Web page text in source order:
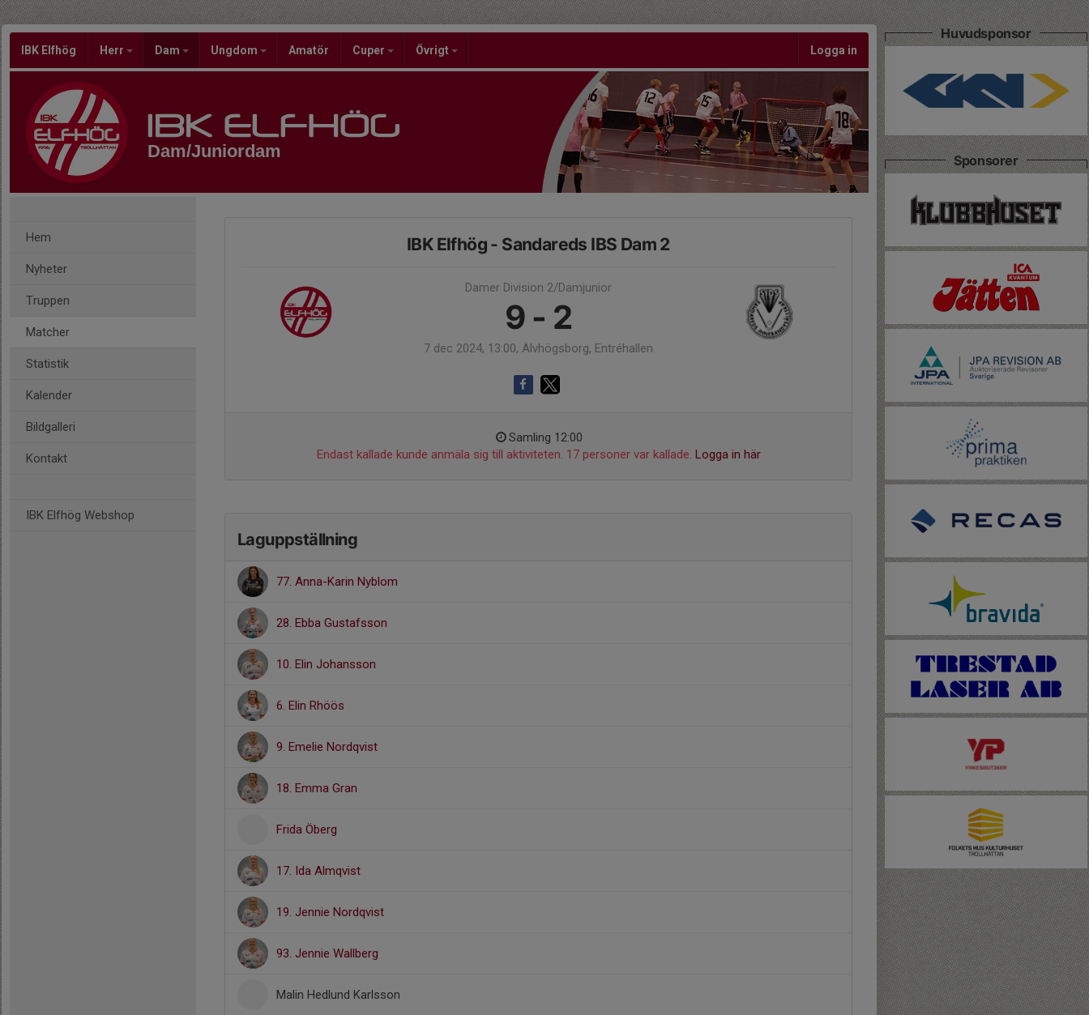
IBK Elfhög Herr Dam Ungdom Amatör Cuper Övrigt Logga in
Dam/Juniordam
Hem
Nyheter
Truppen
Matcher
Statistik
Kalender
Bildgalleri
Kontakt
IBK Elfhög Webshop
IBK Elfhög - Sandareds IBS Dam 2
Damer Division 2/Damjunior
9 - 2
7 dec 2024, 13:00, Älvhögsborg, Entréhallen
Samling 12:00
Endast kallade kunde anmäla sig till aktiviteten. 17 personer var kallade. Logga in här
Laguppställning
77. Anna-Karin Nyblom
28. Ebba Gustafsson
10. Elin Johansson
6. Elin Rhöös
9. Emelie Nordqvist
18. Emma Gran
Frida Öberg
17. Ida Almqvist
19. Jennie Nordqvist
93. Jennie Wallberg
Malin Hedlund Karlsson
Huvudsponsor
Sponsorer